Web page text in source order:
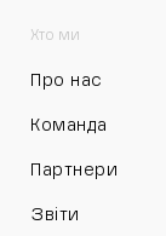
Хто ми
Про нас
Команда
Партнери
Звіти